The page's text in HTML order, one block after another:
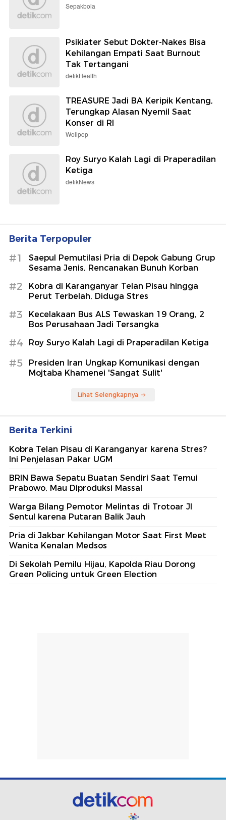
Sepakbola
Psikiater Sebut Dokter-Nakes Bisa
Kehilangan Empati Saat Burnout
Tak Tertangani
detikHealth
TREASURE Jadi BA Keripik Kentang,
Terungkap Alasan Nyemil Saat
Konser di RI
Wolipop
Roy Suryo Kalah Lagi di Praperadilan
Ketiga
detikNews
Berita Terpopuler
#1
Saepul Pemutilasi Pria di Depok Gabung Grup
Sesama Jenis, Rencanakan Bunuh Korban
#2
Kobra di Karanganyar Telan Pisau hingga
Perut Terbelah, Diduga Stres
#3
Kecelakaan Bus ALS Tewaskan 19 Orang, 2
Bos Perusahaan Jadi Tersangka
#4 Roy Suryo Kalah Lagi di Praperadilan Ketiga
#5
Presiden Iran Ungkap Komunikasi dengan
Mojtaba Khamenei 'Sangat Sulit'
Lihat Selengkapnya
Berita Terkini
Kobra Telan Pisau di Karanganyar karena Stres?
Ini Penjelasan Pakar UGM
BRIN Bawa Sepatu Buatan Sendiri Saat Temui
Prabowo, Mau Diproduksi Massal
Warga Bilang Pemotor Melintas di Trotoar Jl
Sentul karena Putaran Balik Jauh
Pria di Jakbar Kehilangan Motor Saat First Meet
Wanita Kenalan Medsos
Di Sekolah Pemilu Hijau, Kapolda Riau Dorong
Green Policing untuk Green Election